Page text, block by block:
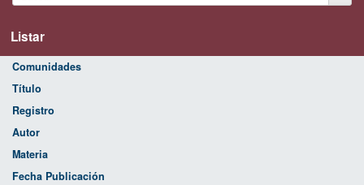
Listar
Comunidades
Título
Registro
Autor
Materia
Fecha Publicación